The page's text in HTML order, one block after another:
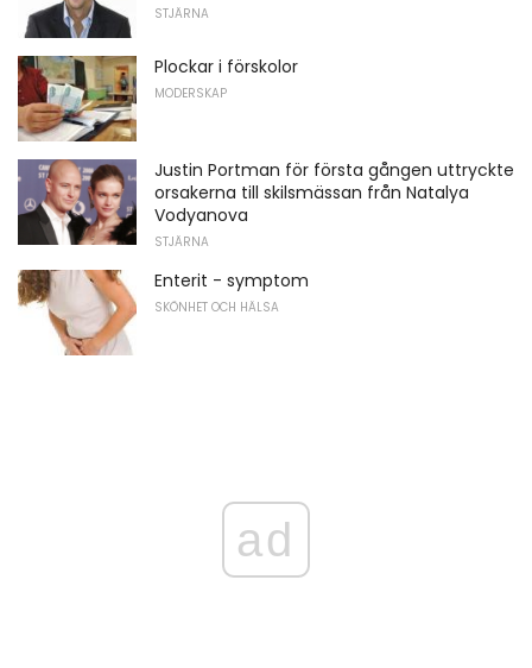
STJÄRNA
Plockar i förskolor
MODERSKAP
Justin Portman för första gången uttryckte
orsakerna till skilsmässan från Natalya
Vodyanova
STJÄRNA
Enterit - symptom
SKÖNHET OCH HÄLSA
ad